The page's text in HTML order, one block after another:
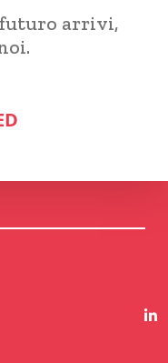
arrivi,